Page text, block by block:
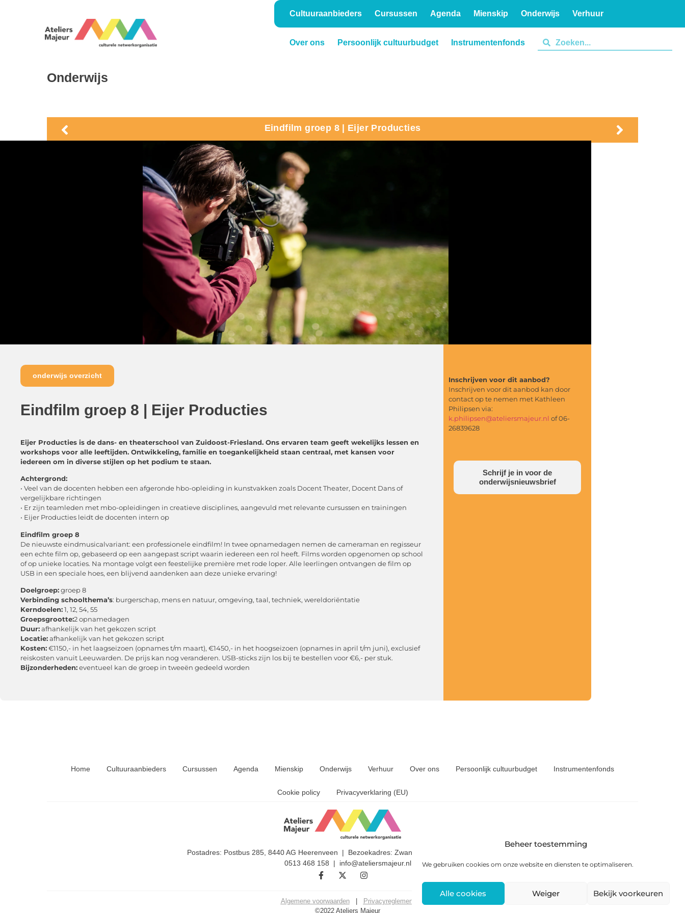
Beheer toestemming
We gebruiken cookies om onze website en diensten te optimaliseren.
Alle cookies Weiger Bekijk voorkeuren
Cultuuraanbieders Cursussen Agenda Mienskip Onderwijs Verhuur
Over ons Persoonlijk cultuurbudget
Instrumentenfonds
Onderwijs
Eindfilm groep 8 | Eijer Producties
onderwijs overzicht
Eindfilm groep 8 | Eijer Producties
Eijer Producties is de dans- en theaterschool van Zuidoost-Friesland. Ons ervaren team geeft wekelijks lessen en
workshops voor alle leeftijden. Ontwikkeling, familie en toegankelijkheid staan centraal, met kansen voor
iedereen om in diverse stijlen op het podium te staan.
Achtergrond:
• Veel van de docenten hebben een afgeronde hbo-opleiding in kunstvakken zoals Docent Theater, Docent Dans of
vergelijkbare richtingen
• Er zijn teamleden met mbo-opleidingen in creatieve disciplines, aangevuld met relevante cursussen en trainingen
• Eijer Producties leidt de docenten intern op
Eindfilm groep 8
De nieuwste eindmusicalvariant: een professionele eindfilm! In twee opnamedagen nemen de cameraman en regisseur
een echte film op, gebaseerd op een aangepast script waarin iedereen een rol heeft. Films worden opgenomen op school
of op unieke locaties. Na montage volgt een feestelijke première met rode loper. Alle leerlingen ontvangen de film op
USB in een speciale hoes, een blijvend aandenken aan deze unieke ervaring!
Doelgroep:groep 8
Verbinding schoolthema’s: burgerschap, mens en natuur, omgeving, taal, techniek, wereldoriëntatie
Kerndoelen:1, 12, 54, 55
Groepsgrootte:2 opnamedagen
Duur:afhankelijk van het gekozen script
Locatie:afhankelijk van het gekozen script
Kosten:€1150,- in het laagseizoen (opnames t/m maart), €1450,- in het hoogseizoen (opnames in april t/m juni), exclusief
reiskosten vanuit Leeuwarden. De prijs kan nog veranderen. USB-sticks zijn los bij te bestellen voor €6,- per stuk.
Bijzonderheden:eventueel kan de groep in tweeën gedeeld worden
Inschrijven voor dit aanbod?
Inschrijven voor dit aanbod kan door
contact op te nemen met Kathleen
Philipsen via:
k.philipsen@ateliersmajeur.nl of 06-
26839628
Schrijf je in voor de
onderwijsnieuwsbrief
Home Cultuuraanbieders Cursussen Agenda Mienskip Onderwijs Verhuur Over ons Persoonlijk cultuurbudget Instrumentenfonds
Cookie policy Privacyverklaring (EU)
Postadres: Postbus 285, 8440 AG Heerenveen | Bezoekadres: Zwanedrift 2, 8446 KS Heerenveen
0513 468 158 | info@ateliersmajeur.nl
Algemene voorwaarden|
Privacyreglement
©2022 Ateliers Majeur